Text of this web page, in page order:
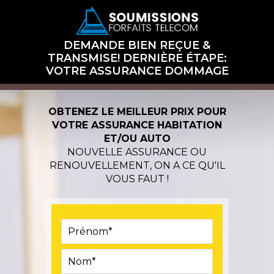
DEMANDE BIEN REÇUE &
TRANSMISE! DERNIÈRE ÉTAPE:
VOTRE ASSURANCE DOMMAGE
OBTENEZ LE MEILLEUR PRIX POUR
VOTRE ASSURANCE HABITATION
ET/OU AUTO
NOUVELLE ASSURANCE OU
RENOUVELLEMENT, ON A CE QU'IL
VOUS FAUT !